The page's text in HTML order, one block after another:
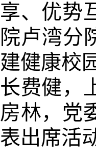
享、优势
院卢湾分
建健康校
长费健，
房林，党
表出席活